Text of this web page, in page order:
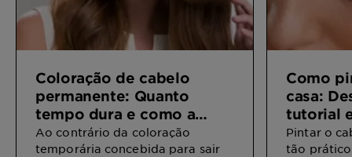
Coloração de cabelo
permanente: Quanto
tempo dura e como a
podemos prolongar?
Ao contrário da coloração
temporária concebida para sair
Como
casa:
tutorial
passo
Pintar o
tão